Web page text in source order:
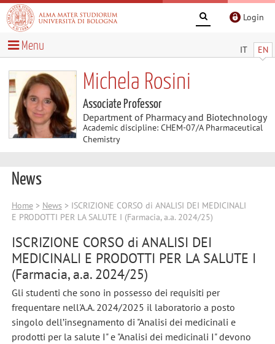
Login
IT EN
Menu
Michela Rosini
Associate Professor
Department of Pharmacy and Biotechnology
Academic discipline: CHEM-07/A Pharmaceutical
Chemistry
News
Home> News > ISCRIZIONE CORSO di ANALISI DEI MEDICINALI
E PRODOTTI PER LA SALUTE I (Farmacia, a.a. 2024/25)
ISCRIZIONE CORSO di ANALISI DEI
MEDICINALI E PRODOTTI PER LA SALUTE I
(Farmacia, a.a. 2024/25)
Gli studenti che sono in possesso dei requisiti per
frequentare nell'A.A. 2024/2025 il laboratorio a posto
singolo dell’insegnamento di "Analisi dei medicinali e
prodotti per la salute I" e "Analisi dei medicinali I" devono